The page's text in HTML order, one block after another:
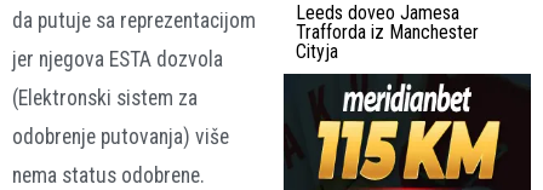
da putuje sa reprezentacijom
jer njegova ESTA dozvola
(Elektronski sistem za
odobrenje putovanja) više
nema status odobrene.
Leeds doveo Jamesa
Trafforda iz Manchester
Cityja